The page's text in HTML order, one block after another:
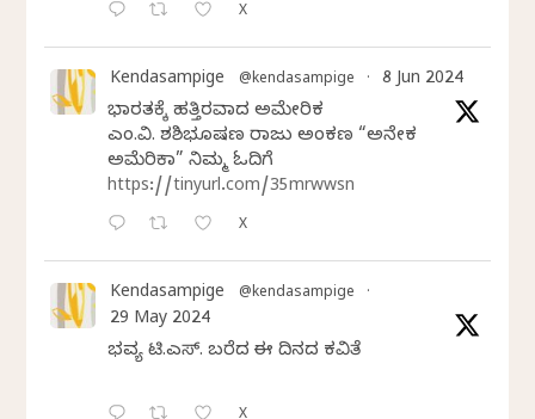
X
Kendasampige @kendasampige · 8 Jun 2024
ಭಾರತಕ್ಕೆ ಹತ್ತಿರವಾದ ಅಮೇರಿಕ
ಎಂ.ವಿ. ಶಶಿಭೂಷಣ ರಾಜು ಅಂಕಣ “ಅನೇಕ
ಅಮೆರಿಕಾ” ನಿಮ್ಮ ಓದಿಗೆ
https://tinyurl.com/35mrwwsn
X
Kendasampige @kendasampige ·
29 May 2024
ಭವ್ಯ ಟಿ.ಎಸ್. ಬರೆದ ಈ ದಿನದ ಕವಿತೆ
X